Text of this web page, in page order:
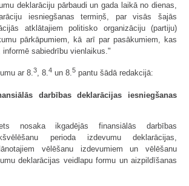
deklarāciju pārbaudi un gada laikā no dienas,
iesniegšanas termiņš, par visās šajās
atklātajiem politisko organizāciju (partiju)
pārkāpumiem, kā arī par pasākumiem, kas
sabiedrību vienlaikus."
ar 8.3, 8.4 un 8.5 pantu šādā redakcijā:
darbības deklarācijas iesniegšanas
nosaka ikgadējās finansiālās darbības
perioda izdevumu deklarācijas,
vēlēšanu izdevumiem un vēlēšanu
deklarācijas veidlapu formu un aizpildīšanas